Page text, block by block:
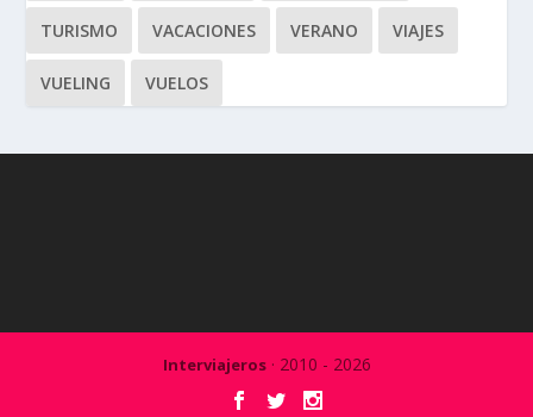
TURISMO VACACIONES VERANO VIAJES
VUELING VUELOS
Interviajeros· 2010 - 2026